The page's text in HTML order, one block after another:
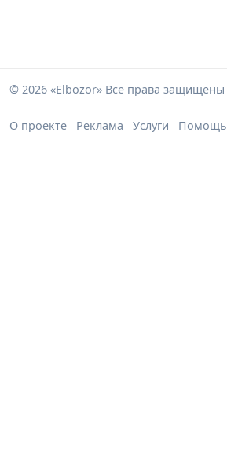
© 2026 «Elbozor» Все права защищены
О проекте Реклама Услуги Помощь